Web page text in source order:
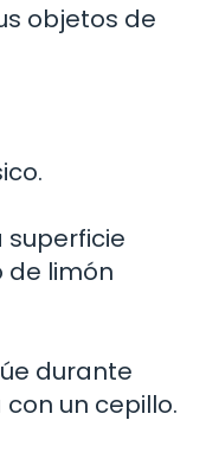
objetos de
superficie
de limón
durante
un cepillo.